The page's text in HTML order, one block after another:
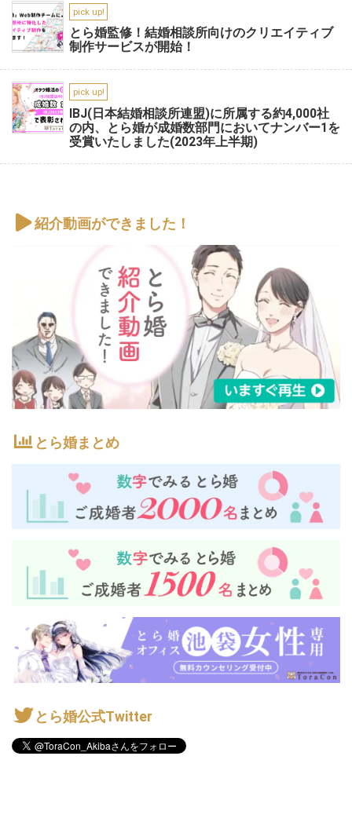
pick up!
とら婚監修！結婚相談所向けのクリエイティブ
制作サービスが開始！
pick up!
IBJ(日本結婚相談所連盟)に所属する約4,000社
の内、とら婚が成婚数部門においてナンバー1を
受賞いたしました(2023年上半期)
紹介動画ができました！
とら婚まとめ
とら婚公式Twitter